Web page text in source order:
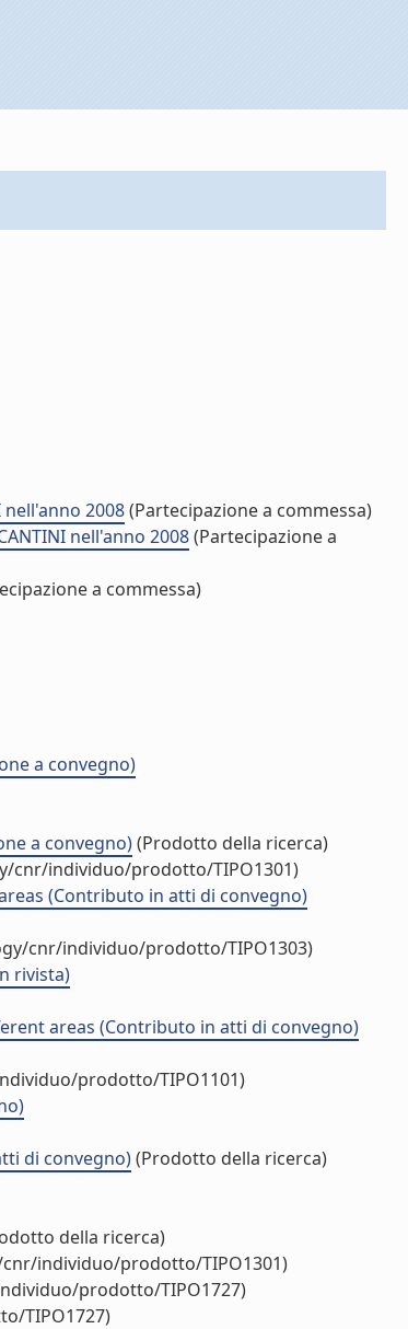
nell'anno 2008(Partecipazione a commessa)
nell'anno 2008(Partecipazione a
a commessa)
a convegno)
a convegno)(Prodotto della ricerca)
cnr/individuo/prodotto/TIPO1301)
(Contributo in atti di convegno)
cnr/individuo/prodotto/TIPO1303)
rivista)
areas (Contributo in atti di convegno)
prodotto/TIPO1101)
di convegno)(Prodotto della ricerca)
della ricerca)
individuo/prodotto/TIPO1301)
prodotto/TIPO1727)
TIPO1727)